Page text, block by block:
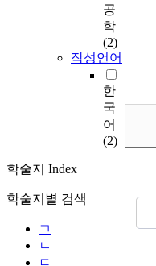
공
학
(2)
작성언어
한
국
어
(2)
학술지 Index
학술지별 검색
ㄱ
ㄴ
ㄷ